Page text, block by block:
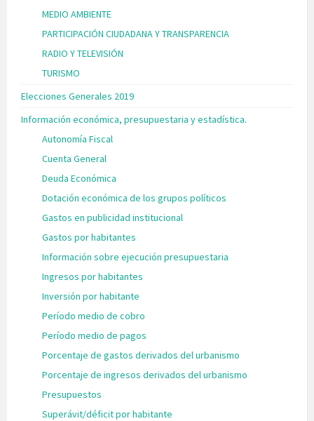
MEDIO AMBIENTE
PARTICIPACIÓN CIUDADANA Y TRANSPARENCIA
RADIO Y TELEVISIÓN
TURISMO
Elecciones Generales 2019
Información económica, presupuestaria y estadística.
Autonomía Fiscal
Cuenta General
Deuda Económica
Dotación económica de los grupos políticos
Gastos en publicidad institucional
Gastos por habitantes
Información sobre ejecución presupuestaria
Ingresos por habitantes
Inversión por habitante
Período medio de cobro
Período medio de pagos
Porcentaje de gastos derivados del urbanismo
Porcentaje de ingresos derivados del urbanismo
Presupuestos
Superávit/déficit por habitante